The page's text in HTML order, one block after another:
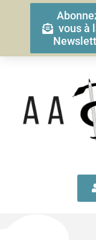
vous à